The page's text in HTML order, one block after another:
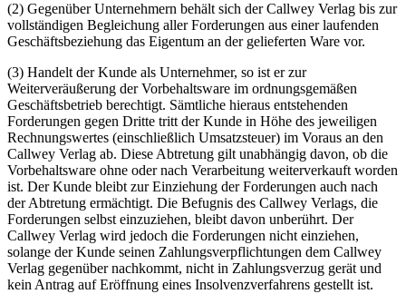
(2) Gegenüber Unternehmern behält sich der Callwey Verlag bis zur
vollständigen Begleichung aller Forderungen aus einer laufenden
Geschäftsbeziehung das Eigentum an der gelieferten Ware vor.
(3) Handelt der Kunde als Unternehmer, so ist er zur
Weiterveräußerung der Vorbehaltsware im ordnungsgemäßen
Geschäftsbetrieb berechtigt. Sämtliche hieraus entstehenden
Forderungen gegen Dritte tritt der Kunde in Höhe des jeweiligen
Rechnungswertes (einschließlich Umsatzsteuer) im Voraus an den
Callwey Verlag ab. Diese Abtretung gilt unabhängig davon, ob die
Vorbehaltsware ohne oder nach Verarbeitung weiterverkauft worden
ist. Der Kunde bleibt zur Einziehung der Forderungen auch nach
der Abtretung ermächtigt. Die Befugnis des Callwey Verlags, die
Forderungen selbst einzuziehen, bleibt davon unberührt. Der
Callwey Verlag wird jedoch die Forderungen nicht einziehen,
solange der Kunde seinen Zahlungsverpflichtungen dem Callwey
Verlag gegenüber nachkommt, nicht in Zahlungsverzug gerät und
kein Antrag auf Eröffnung eines Insolvenzverfahrens gestellt ist.